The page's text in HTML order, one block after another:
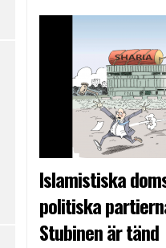
Islamistiska
politiska
Stubinen är tänd